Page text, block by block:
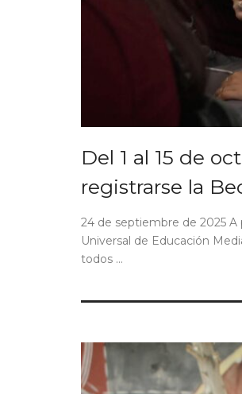
Del 1 al 15 de
registrarse la
24 de septiembre de 2025 A
Universal de Educación
todos ...